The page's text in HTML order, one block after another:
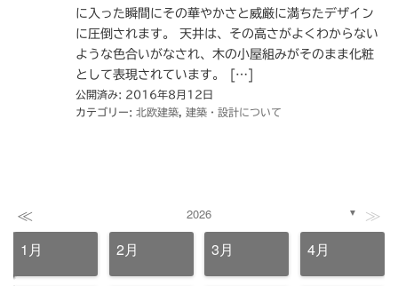
に入った瞬間にその華やかさと威厳に満ちたデザイン
に圧倒されます。 天井は、その高さがよくわからない
ような色合いがなされ、木の小屋組みがそのまま化粧
として表現されています。 […]
公開済み: 2016年8月12日
カテゴリー: 北欧建築 建築・設計について
≪ 2026 ▼ ≫
1月 2月 3月 4月